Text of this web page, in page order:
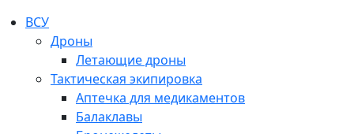
ВСУ
Дроны
Летающие дроны
Тактическая экипировка
Аптечка для медикаментов
Балаклавы